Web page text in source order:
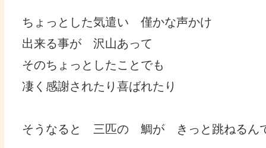
ちょっとした気遣い 僅かな声かけ
出来る事が 沢山あって
そのちょっとしたことでも
凄く感謝されたり喜ばれたり
そうなると 三匹の 鯛が きっと跳ねるん